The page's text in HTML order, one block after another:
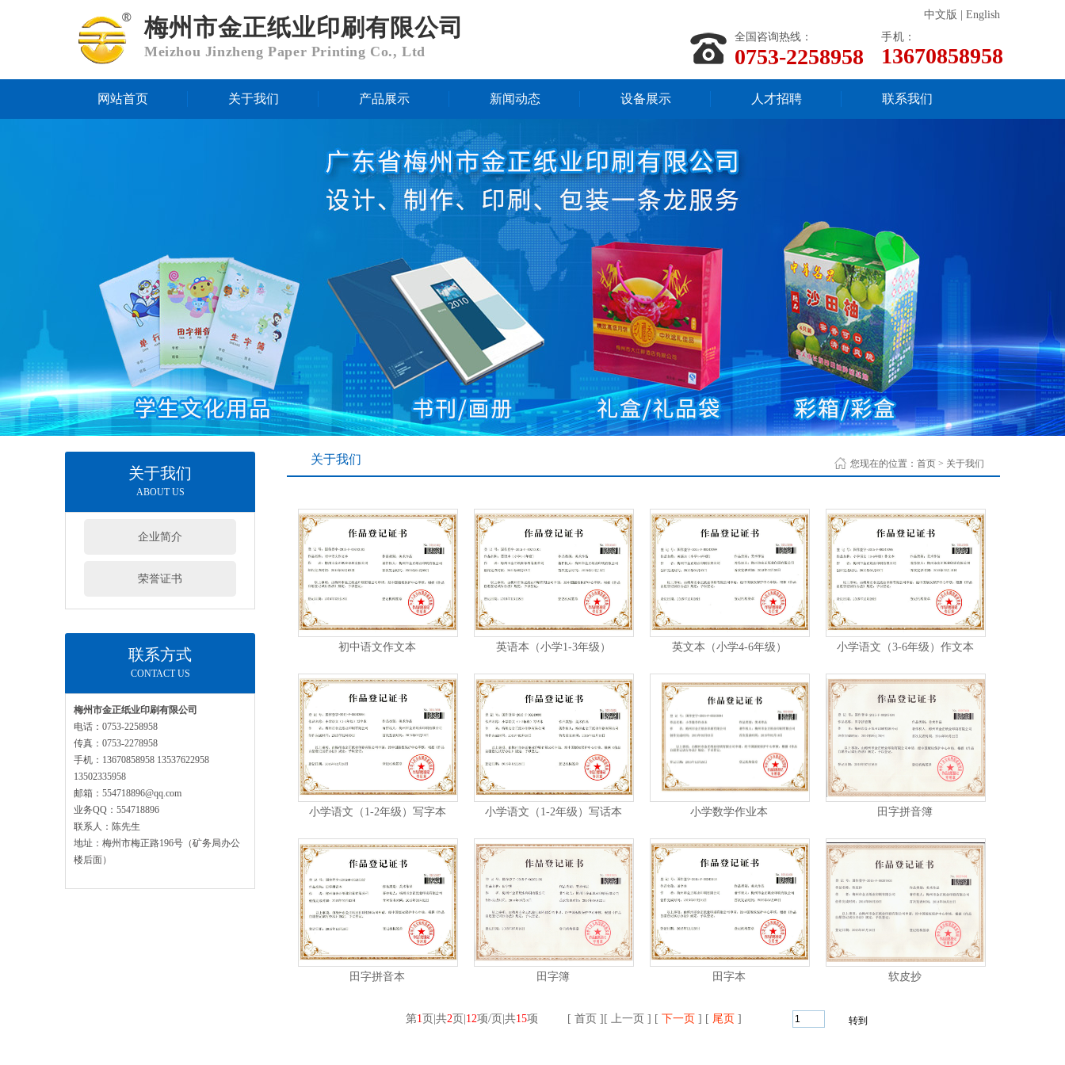
梅州市金正纸业印刷有限公司
Meizhou Jinzheng Paper Printing Co., Ltd
全国咨询热线：
0753-2258958
手机：
13670858958
中文版 English
网站首页 关于我们 产品展示 新闻动态 设备展示 人才招聘 联系我们
关于我们
ABOUT US
企业简介
荣誉证书
联系方式
CONTACT US
梅州市金正纸业印刷有限公司
电话：0753-2258958
传真：0753-2278958
手机：13670858958 13537622958
13502335958
邮箱：554718896@qq.com
业务QQ：554718896
联系人：陈先生
地址：梅州市梅正路196号（矿务局办公
楼后面）
关于我们 您现在的位置： 首页 > 关于我们
初中语文作文本 英语本（小学1-3年级） 英文本（小学4-6年级） 小学语文（3-6年级）作文本
小学语文（1-2年级）写字本 小学语文（1-2年级）写话本 小学数学作业本 田字拼音簿
田字拼音本 田字簿 田字本 软皮抄
第1 页|共2页| 12项/页|共15项 [ 首页 ][ 上一页 ] [ 下一页 ] [ 尾页 ]